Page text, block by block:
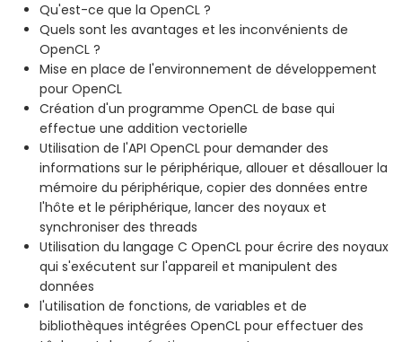
Qu'est-ce que la OpenCL ?
Quels sont les avantages et les inconvénients de
OpenCL ?
Mise en place de l'environnement de développement
pour OpenCL
Création d'un programme OpenCL de base qui
effectue une addition vectorielle
Utilisation de l'API OpenCL pour demander des
informations sur le périphérique, allouer et désallouer la
mémoire du périphérique, copier des données entre
l'hôte et le périphérique, lancer des noyaux et
synchroniser des threads
Utilisation du langage C OpenCL pour écrire des noyaux
qui s'exécutent sur l'appareil et manipulent des
données
l'utilisation de fonctions, de variables et de
bibliothèques intégrées OpenCL pour effectuer des